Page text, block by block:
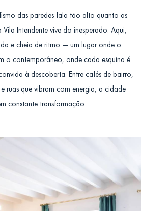
das paredes fala tão alto quanto as
Vila Intendente vive do inesperado. Aqui,
e cheia de ritmo — um lugar onde o
o contemporâneo, onde cada esquina é
à descoberta. Entre cafés de bairro,
ruas que vibram com energia, a cidade
constante transformação.